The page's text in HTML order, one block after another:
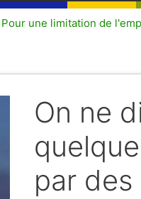
une limitation de
On ne
par